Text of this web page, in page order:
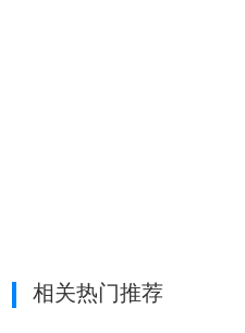
相关热门推荐